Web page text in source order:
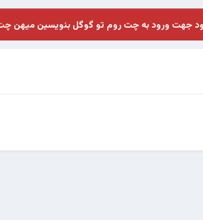
جهت ورود به چت روم تو گوگل بنویسین میهن